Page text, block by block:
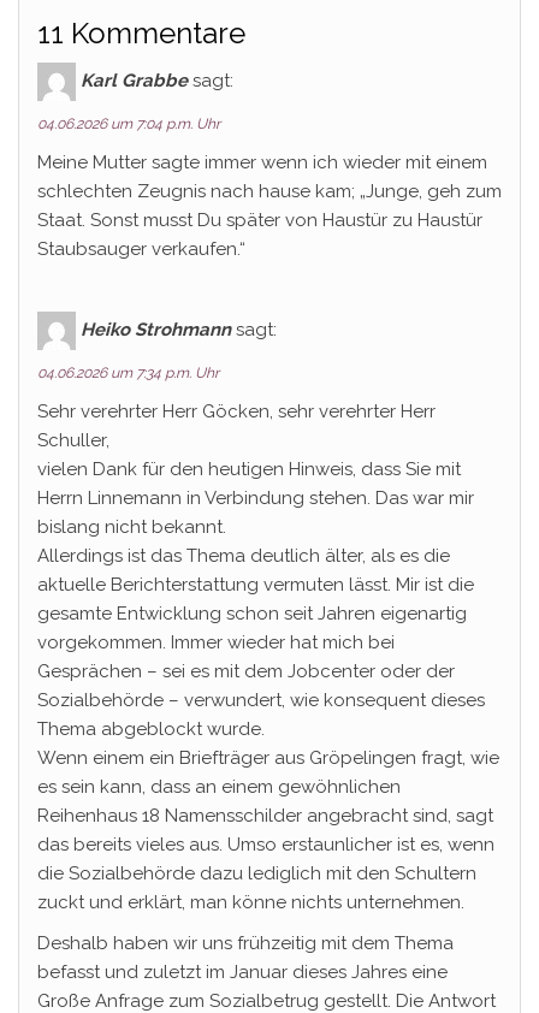
11 Kommentare
Karl Grabbe sagt:
04.06.2026 um 7:04 p.m. Uhr
Meine Mutter sagte immer wenn ich wieder mit einem
schlechten Zeugnis nach hause kam; „Junge, geh zum
Staat. Sonst musst Du später von Haustür zu Haustür
Staubsauger verkaufen.“
Heiko Strohmann sagt:
04.06.2026 um 7:34 p.m. Uhr
Sehr verehrter Herr Göcken, sehr verehrter Herr
Schuller,
vielen Dank für den heutigen Hinweis, dass Sie mit
Herrn Linnemann in Verbindung stehen. Das war mir
bislang nicht bekannt.
Allerdings ist das Thema deutlich älter, als es die
aktuelle Berichterstattung vermuten lässt. Mir ist die
gesamte Entwicklung schon seit Jahren eigenartig
vorgekommen. Immer wieder hat mich bei
Gesprächen – sei es mit dem Jobcenter oder der
Sozialbehörde – verwundert, wie konsequent dieses
Thema abgeblockt wurde.
Wenn einem ein Briefträger aus Gröpelingen fragt, wie
es sein kann, dass an einem gewöhnlichen
Reihenhaus 18 Namensschilder angebracht sind, sagt
das bereits vieles aus. Umso erstaunlicher ist es, wenn
die Sozialbehörde dazu lediglich mit den Schultern
zuckt und erklärt, man könne nichts unternehmen.
Deshalb haben wir uns frühzeitig mit dem Thema
befasst und zuletzt im Januar dieses Jahres eine
Große Anfrage zum Sozialbetrug gestellt. Die Antwort